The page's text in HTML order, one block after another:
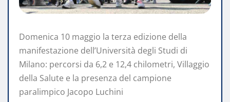
Domenica 10 maggio la terza edizione della
manifestazione dell’Università degli Studi di
Milano: percorsi da 6,2 e 12,4 chilometri, Villaggio
della Salute e la presenza del campione
paralimpico Jacopo Luchini